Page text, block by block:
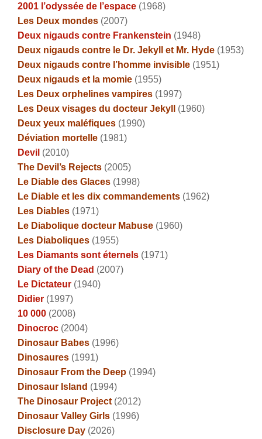
2001 l’odyssée de l’espace (1968)
Les Deux mondes (2007)
Deux nigauds contre Frankenstein (1948)
Deux nigauds contre le Dr. Jekyll et Mr. Hyde (1953)
Deux nigauds contre l’homme invisible (1951)
Deux nigauds et la momie (1955)
Les Deux orphelines vampires (1997)
Les Deux visages du docteur Jekyll
(1960)
Deux yeux maléfiques (1990)
Déviation mortelle (1981)
Devil (2010)
The Devil’s Rejects (2005)
Le Diable des Glaces (1998)
Le Diable et les dix commandements (1962)
Les Diables (1971)
Le Diabolique docteur Mabuse (1960)
Les Diaboliques (1955)
Les Diamants sont éternels (1971)
Diary of the Dead (2007)
Le Dictateur (1940)
Didier (1997)
10 000 (2008)
Dinocroc (2004)
Dinosaur Babes (1996)
Dinosaures (1991)
Dinosaur From the Deep (1994)
Dinosaur Island (1994)
The Dinosaur Project (2012)
Dinosaur Valley Girls (1996)
Disclosure Day (2026)